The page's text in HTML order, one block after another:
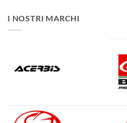
I NOSTRI MARCHI